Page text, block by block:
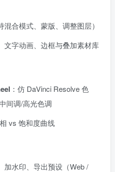
合模式、蒙版、调整图层）
文字动画、边框与叠加素材库
：仿 DaVinci Resolve 色
间调/高光色调
vs 饱和度曲线
加水印、导出预设（Web /